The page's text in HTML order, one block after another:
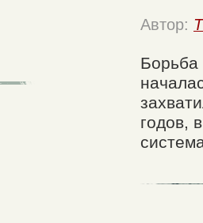
Автор:
Борьба
годов,